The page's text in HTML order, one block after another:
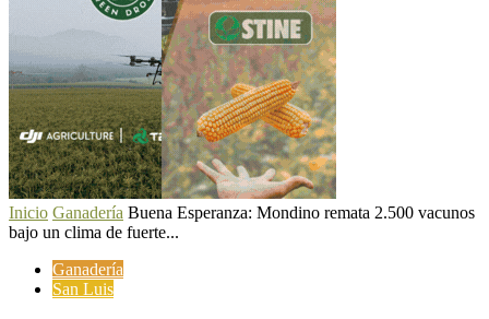
Inicio Ganadería Buena Esperanza: Mondino remata 2.500 vacunos
bajo un clima de fuerte...
Ganadería
San Luis